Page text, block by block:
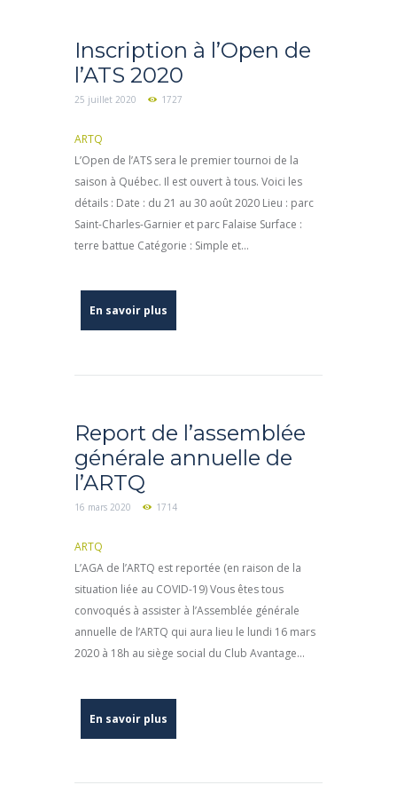
Inscription à l’Open de
l’ATS 2020
25 juillet 2020 1727
ARTQ
L’Open de l’ATS sera le premier tournoi de la
saison à Québec. Il est ouvert à tous. Voici les
détails : Date : du 21 au 30 août 2020 Lieu : parc
Saint-Charles-Garnier et parc Falaise Surface :
terre battue Catégorie : Simple et...
En savoir plus
Report de l’assemblée
générale annuelle de
l’ARTQ
16 mars 2020 1714
ARTQ
L’AGA de l’ARTQ est reportée (en raison de la
situation liée au COVID-19) Vous êtes tous
convoqués à assister à l’Assemblée générale
annuelle de l’ARTQ qui aura lieu le lundi 16 mars
2020 à 18h au siège social du Club Avantage...
En savoir plus